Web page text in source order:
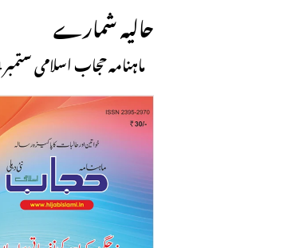
حالیہ شمارے
ماہنامہ حجاب اسلامی ستمبر 2024